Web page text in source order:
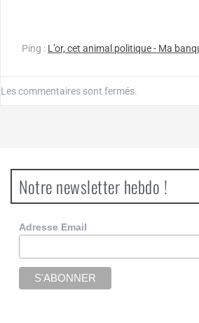
Ping : L’or, cet animal politique - Ma
Les commentaires sont fermés.
Notre newsletter hebdo !
Adresse Email